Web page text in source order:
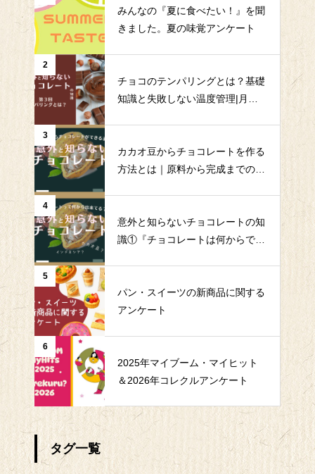
みんなの『夏に食べたい！』を聞
きました。夏の味覚アンケート
2
チョコのテンパリングとは？基礎
知識と失敗しない温度管理|月島
3
カカオ豆からチョコレートを作る
方法とは｜原料から完成までの全
4
意外と知らないチョコレートの知
識①『チョコレートは何からでき
5
パン・スイーツの新商品に関する
アンケート
6
2025年マイブーム・マイヒット
＆2026年コレクルアンケート
タグ一覧